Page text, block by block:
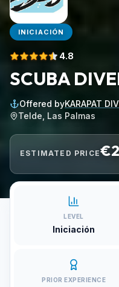
INICIACIÓN
4.8
SCUBA
Offered byKARAPAT
Telde, Las Palmas
ESTIMATED PRICE
LEVEL
Iniciación
PRIOR EXPERIENCE